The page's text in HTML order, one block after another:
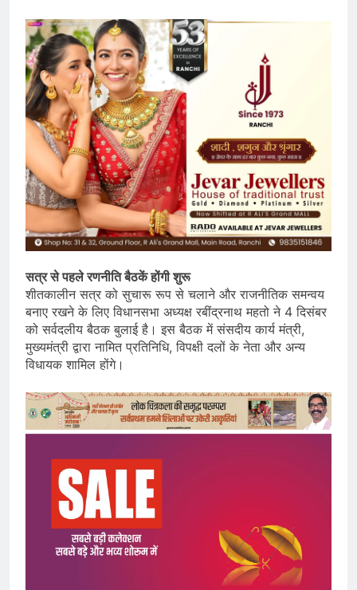
सत्र से पहले रणनीति बैठकें होंगी शुरू
शीतकालीन सत्र को सुचारू रूप से चलाने और राजनीतिक समन्वय
बनाए रखने के लिए विधानसभा अध्यक्ष रबींद्रनाथ महतो ने 4 दिसंबर
को सर्वदलीय बैठक बुलाई है। इस बैठक में संसदीय कार्य मंत्री,
मुख्यमंत्री द्वारा नामित प्रतिनिधि, विपक्षी दलों के नेता और अन्य
विधायक शामिल होंगे।